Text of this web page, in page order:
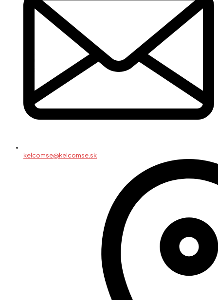
kelcomse@kelcomse.sk